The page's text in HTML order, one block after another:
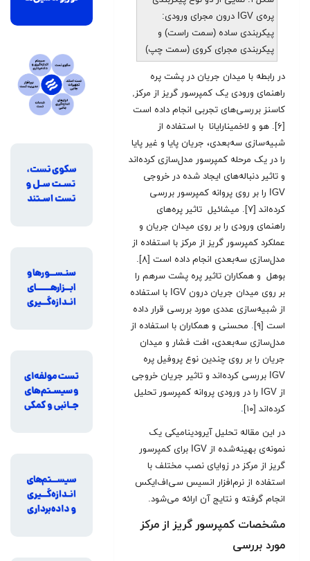
پره‌ی IGV درون مجرای ورودی:
پیکربندی ساده (سمت راست) و
پیکربندی مجرای کروی (سمت چپ)
در رابطه با میدان جریان در پشت پره
راهنمای ورودی یک کمپرسور گریز از مرکز,
کاسنز بررسی‌های تجربی انجام داده است
[۶]. هو و لاخمینارایانا با استفاده از
شبیه‌سازی سه‌بعدی، جریان پایا و غیر پایا
را در یک مرحله کمپرسور مدل‌سازی کرده‌اند
و تاثیر دنباله‌های ایجاد شده در خروجی
IGV را بر روی پروانه کمپرسور بررسی
کرده‌اند [۷]. میشائیل تاثیر پره‌های
راهنمای ورودی را بر روی میدان جریان و
عملکرد کمپرسور گریز از مرکز با استفاده از
مدل‌سازی سه‌بعدی انجام داده است [۸].
بوهل و همکاران تاثیر پره پشت سرهم را
بر روی میدان جریان درون IGV با استفاده
از شبیه‌سازی عددی مورد بررسی قرار داده
است [۹]
. محسنی و همکاران با استفاده از
مدل‌سازی سه‌بعدی، افت فشار و میدان
جریان را بر روی چندین نوع پروفیل پره
IGV بررسی کرده‌اند و تاثیر جریان خروجی
از IGV را در ورودی پروانه کمپرسور تحلیل
کرده‌اند [۱۰]
.
در این مقاله تحلیل آیرودینامیکی یک
نمونه‌ی بهینه‌شده از IGV برای کمپرسور
گریز از مرکز در زوایای نصب مختلف با
استفاده از نرم‌افزار انسیس سی‌اف‌ایکس
انجام گرفته و نتایج آن ارائه می‌شود.
مشخصات کمپرسور گریز از مرکز
مورد بررسی